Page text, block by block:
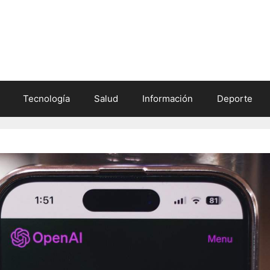
Tecnología Salud Información Deporte